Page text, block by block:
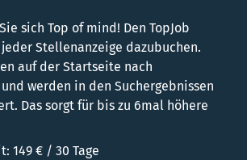
sich Top of mind! Den TopJob
jeder Stellenanzeige dazubuchen.
auf der Startseite nach
werden in den Suchergebnissen
Das sorgt für bis zu 6mal höhere
149 € / 30 Tage